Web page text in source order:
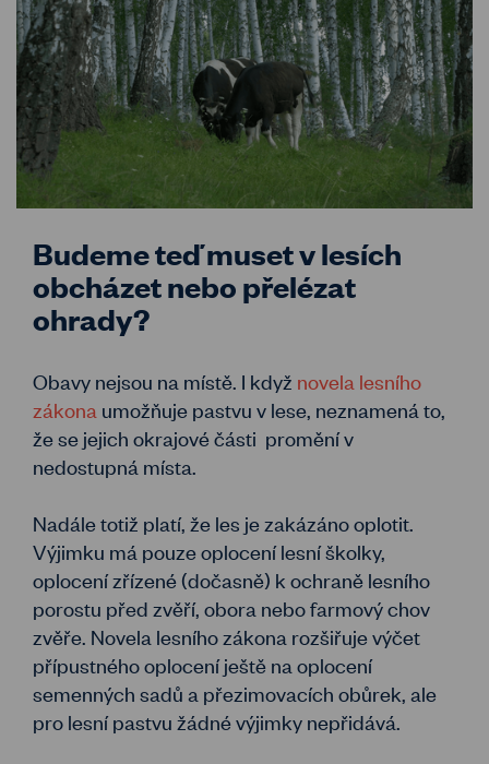
Budeme teď muset v lesích
obcházet nebo přelézat
ohrady?
Obavy nejsou na místě. I když novela lesního
zákona umožňuje pastvu v lese, neznamená to,
že se jejich okrajové části promění v
nedostupná místa.
Nadále totiž platí, že les je zakázáno oplotit.
Výjimku má pouze oplocení lesní školky,
oplocení zřízené (dočasně) k ochraně lesního
porostu před zvěří, obora nebo farmový chov
zvěře. Novela lesního zákona rozšiřuje výčet
přípustného oplocení ještě na oplocení
semenných sadů a přezimovacích obůrek, ale
pro lesní pastvu žádné výjimky nepřidává.